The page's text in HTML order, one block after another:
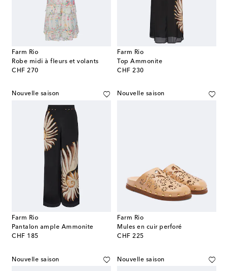
Farm Rio
Robe midi à fleurs et volants
CHF 270
original price
Farm Rio
Top Ammonite
CHF 230
original price
Nouvelle saison
Farm Rio
Pantalon ample Ammonite
CHF 185
original price
Nouvelle saison
Farm Rio
Mules en cuir perforé
CHF 225
original price
Nouvelle saison Nouvelle saison